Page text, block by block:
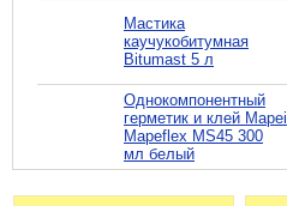
Мастика
каучукобитумная
Bitumast 5 л
Однокомпонентный
герметик и клей Mapei
Mapeflex MS45 300
мл белый